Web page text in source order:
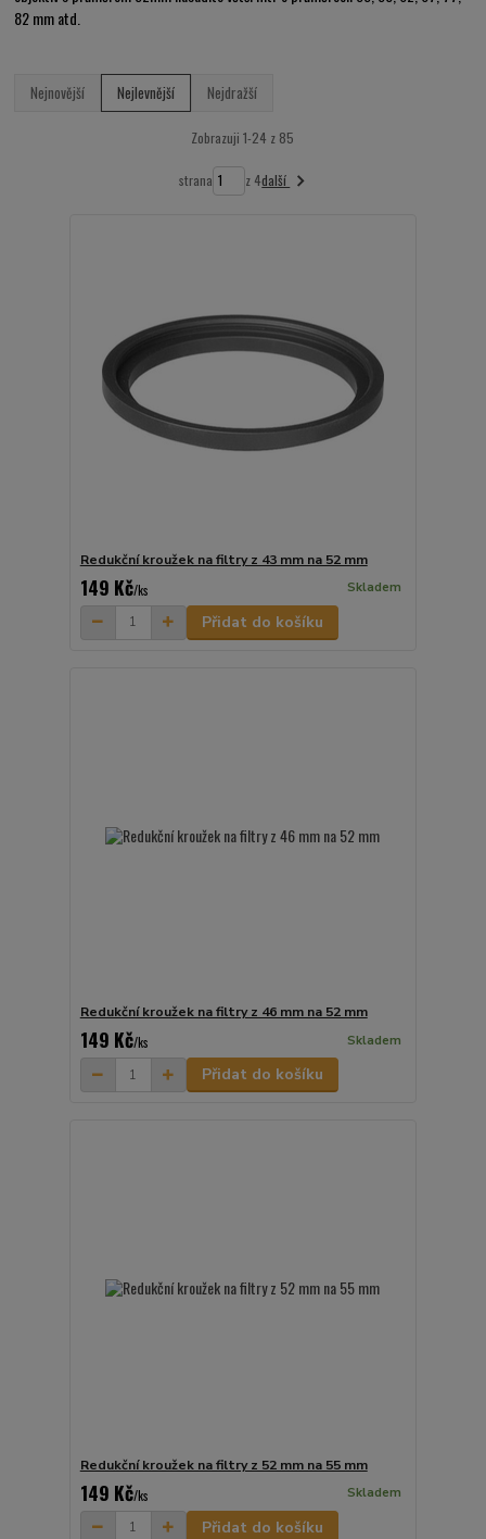
82 mm atd.
Nejnovější Nejlevnější Nejdražší
Zobrazuji 1-24 z 85
strana z 4další
Redukční kroužek na filtry z 43 mm na 52 mm
149 Kč/ks Skladem
Přidat do košíku
Redukční kroužek na filtry z 46 mm na 52 mm
149 Kč/ks Skladem
Přidat do košíku
Redukční kroužek na filtry z 52 mm na 55 mm
149 Kč/ks Skladem
Přidat do košíku